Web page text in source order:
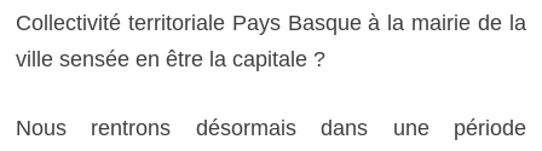
Collectivité territoriale Pays Basque à la mairie de la
ville sensée en être la capitale ?
Nous rentrons désormais dans une période